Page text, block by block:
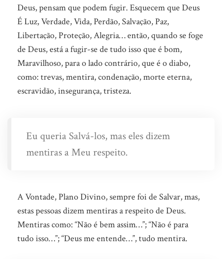
Deus, pensam que podem fugir. Esquecem que Deus
É Luz, Verdade, Vida, Perdão, Salvação, Paz,
Libertação, Proteção, Alegria… então, quando se foge
de Deus, está a fugir-se de tudo isso que é bom,
Maravilhoso, para o lado contrário, que é o diabo,
como: trevas, mentira, condenação, morte eterna,
escravidão, insegurança, tristeza.
Eu queria Salvá-los, mas eles dizem
mentiras a Meu respeito.
A Vontade, Plano Divino, sempre foi de Salvar, mas,
estas pessoas dizem mentiras a respeito de Deus.
Mentiras como: “Não é bem assim…”; “Não é para
tudo isso…”; “Deus me entende…”, tudo mentira.